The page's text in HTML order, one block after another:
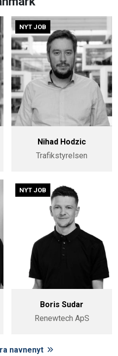
NYT JOB
Nihad Hodzic
Trafikstyrelsen
NYT JOB
Boris Sudar
Renewtech ApS
navnenyt